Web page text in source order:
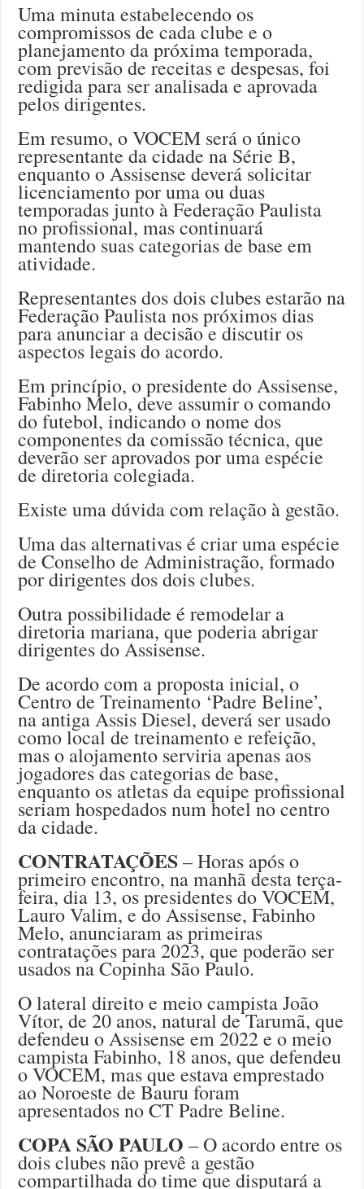
Uma minuta estabelecendo os
compromissos de cada clube e o
planejamento da próxima temporada,
com previsão de receitas e despesas, foi
redigida para ser analisada e aprovada
pelos dirigentes.
Em resumo, o VOCEM será o único
representante da cidade na Série B,
enquanto o Assisense deverá solicitar
licenciamento por uma ou duas
temporadas junto à Federação Paulista
no profissional, mas continuará
mantendo suas categorias de base em
atividade.
Representantes dos dois clubes estarão na
Federação Paulista nos próximos dias
para anunciar a decisão e discutir os
aspectos legais do acordo.
Em princípio, o presidente do Assisense,
Fabinho Melo, deve assumir o comando
do futebol, indicando o nome dos
componentes da comissão técnica, que
deverão ser aprovados por uma espécie
de diretoria colegiada.
Existe uma dúvida com relação à gestão.
Uma das alternativas é criar uma espécie
de Conselho de Administração, formado
por dirigentes dos dois clubes.
Outra possibilidade é remodelar a
diretoria mariana, que poderia abrigar
dirigentes do Assisense.
De acordo com a proposta inicial, o
Centro de Treinamento ‘Padre Beline’,
na antiga Assis Diesel, deverá ser usado
como local de treinamento e refeição,
mas o alojamento serviria apenas aos
jogadores das categorias de base,
enquanto os atletas da equipe profissional
seriam hospedados num hotel no centro
da cidade.
CONTRATAÇÕES– Horas após o
primeiro encontro, na manhã desta terça-
feira, dia 13, os presidentes do VOCEM,
Lauro Valim, e do Assisense, Fabinho
Melo, anunciaram as primeiras
contratações para 2023, que poderão ser
usados na Copinha São Paulo.
O lateral direito e meio campista João
Vítor, de 20 anos, natural de Tarumã, que
defendeu o Assisense em 2022 e o meio
campista Fabinho, 18 anos, que defendeu
o VOCEM, mas que estava emprestado
ao Noroeste de Bauru foram
apresentados no CT Padre Beline.
COPA SÃO PAULO – O acordo entre os
dois clubes não prevê a gestão
compartilhada do time que disputará a